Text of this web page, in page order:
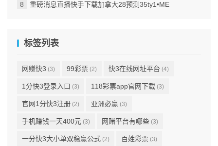
重磅消息直播快手下载加拿大28预测35ty1 •ME
标签列表
网赚快3 (3) 99彩票 (2) 快3在线网址平台 (4)
1分快3登录入口 (3) 118彩票app官网下载 (3)
官网1分快3注册 (2) 亚洲必赢 (3)
手机赚钱一天400元 (3) 网赌平台有哪些 (3)
一分快3大小单双稳赢公式 (2) 百姓彩票 (3)